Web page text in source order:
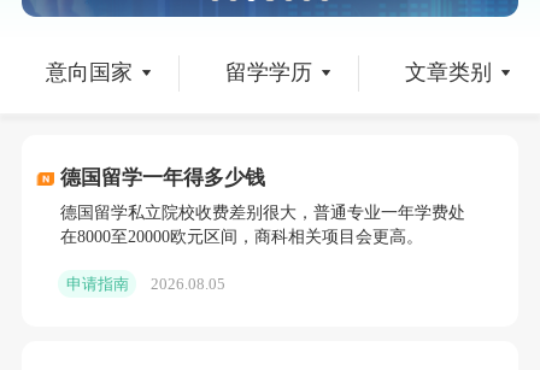
意向国家 留学学历 文章类别
德国留学一年得多少钱
德国留学私立院校收费差别很大，普通专业一年学费处
在8000至20000欧元区间，商科相关项目会更高。
申请指南 2026.08.05